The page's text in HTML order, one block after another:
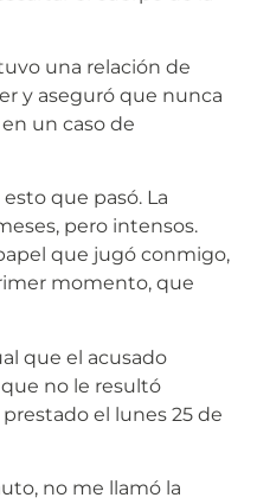
una relación de
y aseguró que nunca
un caso de
que pasó. La
pero intensos.
que jugó conmigo,
momento, que
que el acusado
no le resultó
el lunes 25 de
no me llamó la